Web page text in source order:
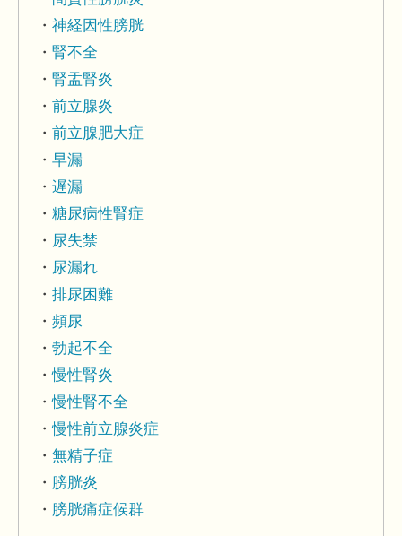
神経因性膀胱
腎不全
腎盂腎炎
前立腺炎
前立腺肥大症
早漏
遅漏
糖尿病性腎症
尿失禁
尿漏れ
排尿困難
頻尿
勃起不全
慢性腎炎
慢性腎不全
慢性前立腺炎症
無精子症
膀胱炎
膀胱痛症候群